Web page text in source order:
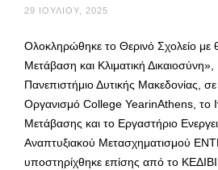
29 ΙΟΥΛΊΟΥ, 2025
Ολοκληρώθηκε το Θερινό Σχολείο με
Μετάβαση και Κλιματική
Πανεπιστήμιο Δυτικής Μακεδονίας,
Οργανισμό College YearinAthens, το
Μετάβασης και το Εργαστήριο
Αναπτυξιακού Μετασχηματισμού
υποστηρίχθηκε επίσης από το